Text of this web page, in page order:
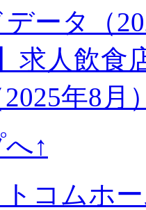
データ（
】求人飲
年8月
↑
コムホ